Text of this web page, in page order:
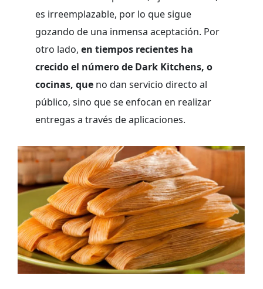
es irreemplazable, por lo que sigue
gozando de una inmensa aceptación. Por
otro lado, en tiempos recientes ha
crecido el número de Dark Kitchens, o
cocinas, que no dan servicio directo al
público, sino que se enfocan en realizar
entregas a través de aplicaciones.